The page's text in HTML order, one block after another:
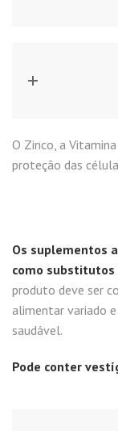
O Zinco, a
proteção das
Os suplementos
como substitutos
produto deve ser
alimentar variado
saudável.
Pode conter